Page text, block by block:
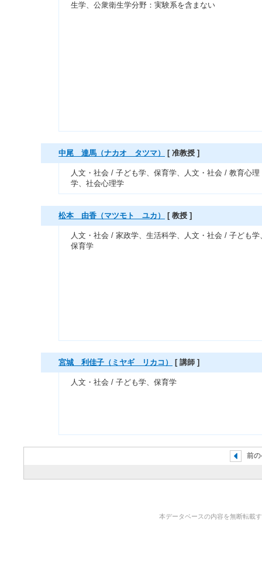
生学、公衆衛生学分野：実験系を含まない
中尾 達馬（ナカオ タツマ） [ 准教授 ]
人文・社会 / 子ども学、保育学、人文・社会 / 教育心理
学、社会心理学
松本 由香（マツモト ユカ） [ 教授 ]
人文・社会 / 家政学、生活科学、人文・社会 / 子ども学
保育学
宮城 利佳子（ミヤギ リカコ） [ 講師 ]
人文・社会 / 子ども学、保育学
前
本データベースの内容を無断転載